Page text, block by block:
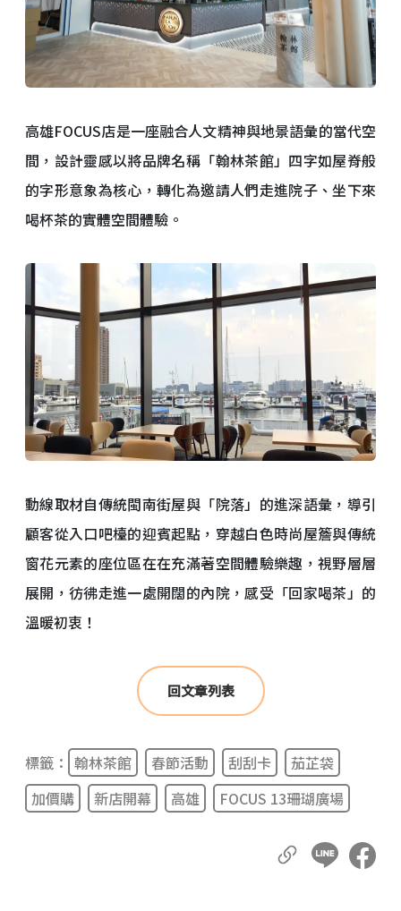
高雄FOCUS店是一座融合人文精神與地景語彙的當代空
間，設計靈感以將品牌名稱「翰林茶館」四字如屋脊般
的字形意象為核心，轉化為邀請人們走進院子、坐下來
喝杯茶的實體空間體驗。
動線取材自傳統閩南街屋與「院落」的進深語彙，導引
顧客從入口吧檯的迎賓起點，穿越白色時尚屋簷與傳統
窗花元素的座位區在在充滿著空間體驗樂趣，視野層層
展開，彷彿走進一處開闊的內院，感受「回家喝茶」的
溫暖初衷！
回文章列表
標籤： 翰林茶館 春節活動 刮刮卡
茄芷袋
加價購
新店開幕 高雄 FOCUS 13珊瑚廣場